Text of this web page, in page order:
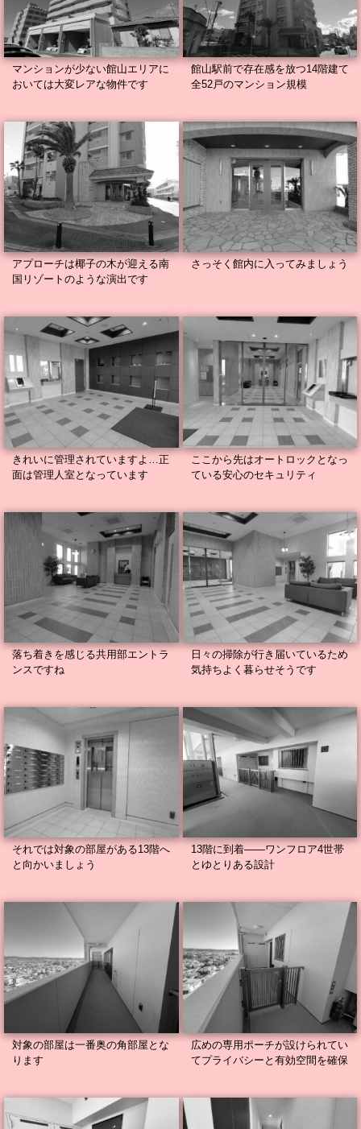
マンションが少ない館山エリアに
おいては大変レアな物件です
館山駅前で存在感を放つ14階建て
全52戸のマンション規模
アプローチは椰子の木が迎える南
国リゾートのような演出です
さっそく館内に入ってみましょう
きれいに管理されていますよ…正
面は管理人室となっています
ここから先はオートロックとなっ
ている安心のセキュリティ
落ち着きを感じる共用部エントラ
ンスですね
日々の掃除が行き届いているため
気持ちよく暮らせそうです
それでは対象の部屋がある13階へ
と向かいましょう
13階に到着——ワンフロア4世帯
とゆとりある設計
対象の部屋は一番奥の角部屋とな
ります
広めの専用ポーチが設けられてい
てプライバシーと有効空間を確保